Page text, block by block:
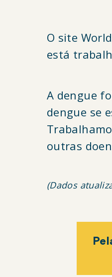
O site
está
A dengue
dengue se
outras
(Dados